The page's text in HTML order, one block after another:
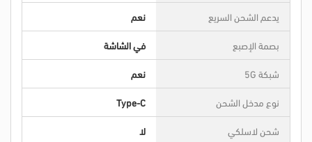
يدعم الشحن السريع
نعم
بصمة الإصبع
في الشاشة
شبكة 5G
نعم
نوع مدخل الشحن
Type-C
شحن لاسلكي
لا